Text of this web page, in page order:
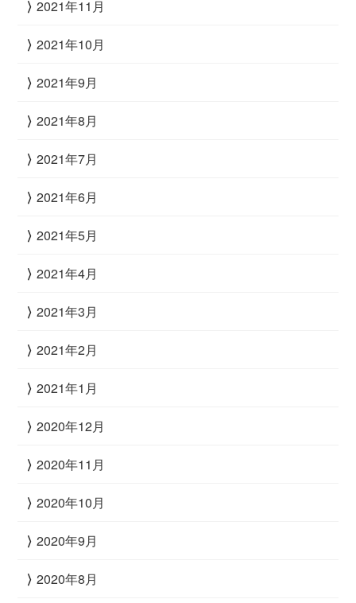
2021年11月
2021年10月
2021年9月
2021年8月
2021年7月
2021年6月
2021年5月
2021年4月
2021年3月
2021年2月
2021年1月
2020年12月
2020年11月
2020年10月
2020年9月
2020年8月